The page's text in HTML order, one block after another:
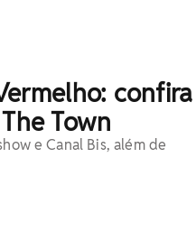
confira
Town
e Canal Bis, além de